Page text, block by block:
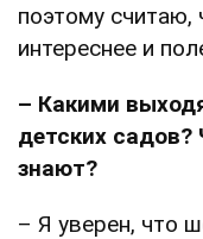
поэтому считаю,
интереснее и
– Какими
детских
знают?
– Я уверен, что